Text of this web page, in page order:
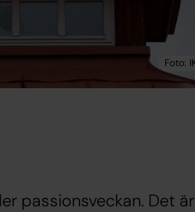
passionsveckan. Det är